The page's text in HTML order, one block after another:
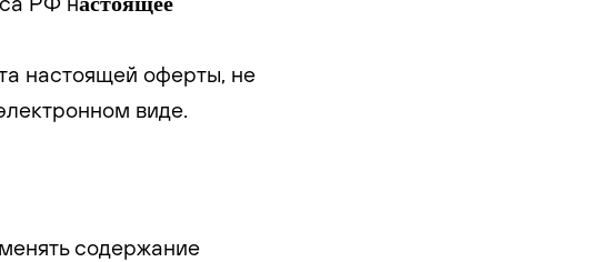
настоящей оферты, не
виде.
содержание